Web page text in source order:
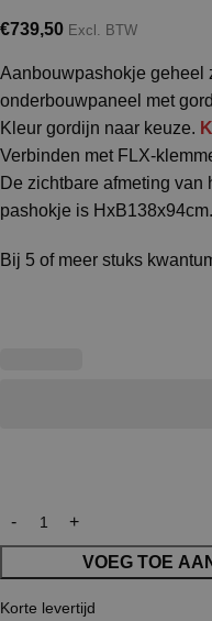
€739,50 Excl. BTW
Aanbouwpashokje geheel
onderbouwpaneel met
Kleur gordijn naar keuze.
Verbinden met FLX-
De zichtbare afmeting
pashokje is HxB138x94cm.
Bij 5 of meer stuks
VOEG TOE
Korte levertijd